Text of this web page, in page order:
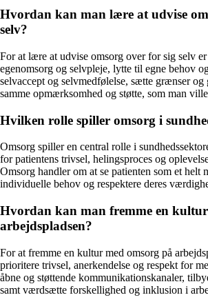
Hvordan kan man lære at udvise
selv?
For at lære at udvise omsorg over for sig selv
egenomsorg og selvpleje, lytte til egne behov
selvaccept og selvmedfølelse, sætte grænser og
samme opmærksomhed og støtte, som man
Hvilken rolle spiller omsorg i
Omsorg spiller en central rolle i
for patientens trivsel, helingsproces og
Omsorg handler om at se patienten som et helt
individuelle behov og respektere deres
Hvordan kan man fremme en
arbejdspladsen?
For at fremme en kultur med omsorg på
prioritere trivsel, anerkendelse og respekt for
åbne og støttende kommunikationskanaler,
samt værdsætte forskellighed og inklusion i